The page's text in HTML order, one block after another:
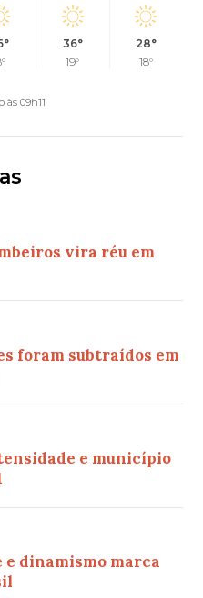
36°
19°
28°
18°
às 09h11
vira réu em
foram subtraídos em
e município
dinamismo marca